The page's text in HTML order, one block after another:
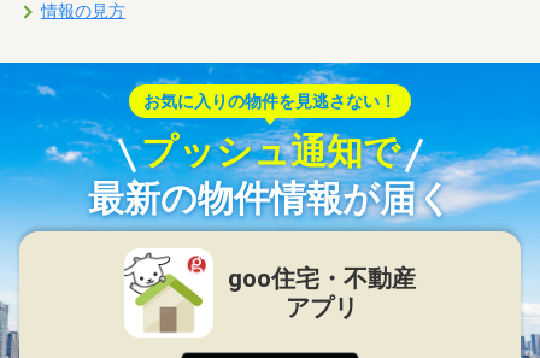
情報の見方
お気に入りの物件を見逃さない！
プッシュ通知で
最新の物件情報が届く
goo住宅・不動産
アプリ